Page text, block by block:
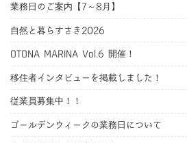
業務日のご案内【7～8月】
自然と暮らすさき2026
OTONA MARINA Vol.6 開催！
移住者インタビューを掲載しました！
従業員募集中！！
ゴールデンウィークの業務日について